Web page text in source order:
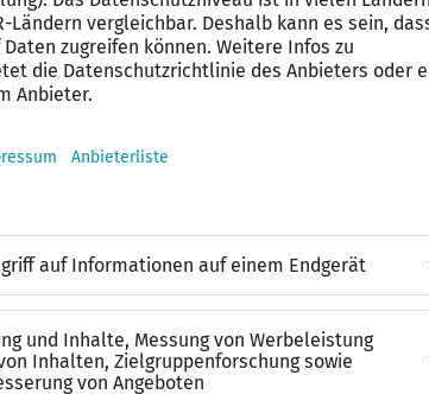
hinaus mit persönlichen und beruflichen
echten Impact und trägt dazu bei, die
internationalen Team aus 48 Nationen und
faire Bezahlung nach Tarif und
und begeistern, wir bieten Dir